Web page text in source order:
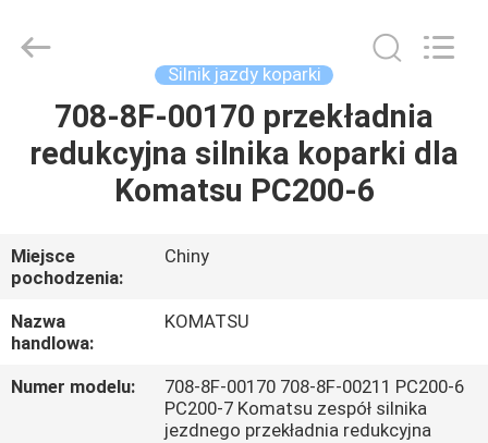
DOM
PRODUKTY
FILMY
POKAZ
VR
Machinery
Silnik jazdy koparki
708-8F-00170 przekładnia
redukcyjna silnika koparki dla
Komatsu PC200-6
Miejsce
pochodzenia:
Chiny
Nazwa
handlowa:
KOMATSU
Numer modelu:
708-8F-00170 708-8F-00211 PC200-6
PC200-7 Komatsu zespół silnika
jezdnego przekładnia redukcyjna